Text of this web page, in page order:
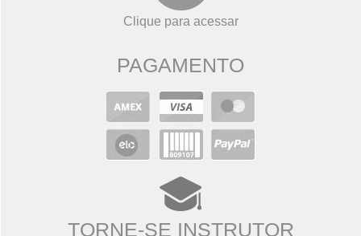
Clique para acessar
PAGAMENTO
TORNE-SE INSTRUTOR